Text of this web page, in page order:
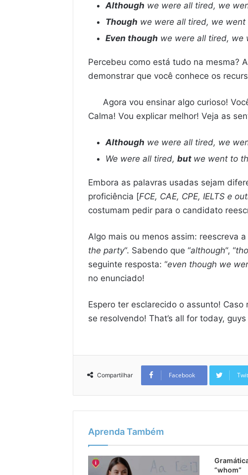
Although we were all tired, we
Though we were all tired, we went
Even though we were all tired, we
Percebeu como está tudo na mesma?
demonstrar que você conhece os
Agora vou ensinar algo curioso!
Calma! Vou explicar melhor! Veja as
Although we were all tired, we
We were all tired, but we went to
Embora as palavras usadas sejam
proficiência [FCE, CAE, CPE, IELTS e
costumam pedir para o candidato
Algo mais ou menos assim: reescreva
the party“. Sabendo que “although“, “
seguinte resposta: “even though we
no enunciado!
Espero ter esclarecido o assunto!
se resolvendo! That’s all for today,
Compartilhar Facebook
Aprenda Também
“whom”